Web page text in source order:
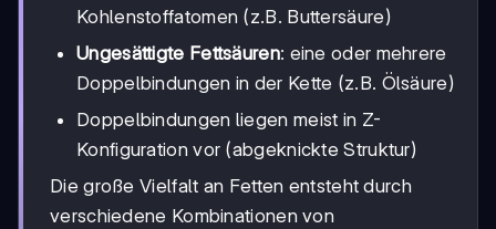
Kohlenstoffatomen (z.B. Buttersäure)
Ungesättigte Fettsäuren: eine oder mehrere
Doppelbindungen in der Kette (z.B. Ölsäure)
Doppelbindungen liegen meist in Z-
Konfiguration vor (abgeknickte Struktur)
Die große Vielfalt an Fetten entsteht durch
verschiedene Kombinationen von